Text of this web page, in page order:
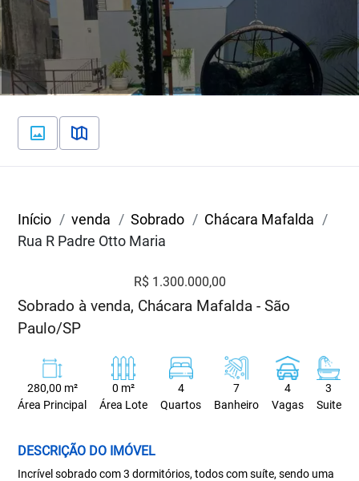
Início venda Sobrado
Chácara Mafalda
Rua R Padre Otto Maria
R$ 1.300.000,00
Sobrado à venda, Chácara Mafalda - São
Paulo/SP
280,00 m²
Área Principal
0 m²
Área Lote
4
Quartos
7
Banheiro
4
Vagas
3
Suite
DESCRIÇÃO DO IMÓVEL
Incrível sobrado com 3 dormitórios, todos com suíte, sendo uma